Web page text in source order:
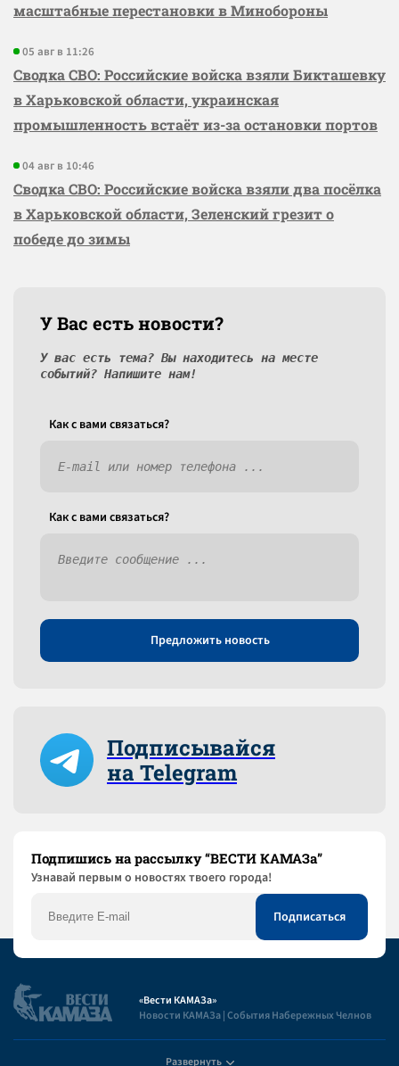
масштабные перестановки в Минобороны
05 авг в 11:26
Сводка СВО: Российские войска взяли Бикташевку
в Харьковской области, украинская
промышленность встаёт из-за остановки портов
04 авг в 10:46
Сводка СВО: Российские войска взяли два посёлка
в Харьковской области, Зеленский грезит о
победе до зимы
У Вас есть новости?
У вас есть тема? Вы находитесь на месте
событий? Напишите нам!
Как c вами связаться?
Как c вами связаться?
Предложить новость
Подписывайся
на Telegram
Подпишись на рассылку “ВЕСТИ КАМАЗа”
Узнaвай первым о новостях твоего города!
«Вести КАМАЗа»
Новости КАМАЗа | События Набережных Челнов
Развернуть